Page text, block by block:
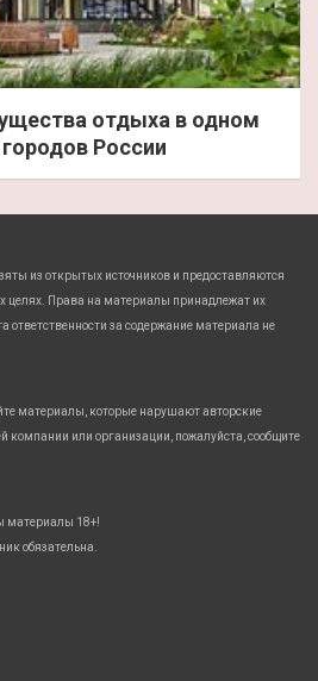
отдыха в одном
России
из открытых источников и предоставляются
целях. Права на материалы принадлежат их
за содержание материала не
материалы, которые нарушают авторские
или организации, пожалуйста, сообщите
материалы 18+!
обязательна.